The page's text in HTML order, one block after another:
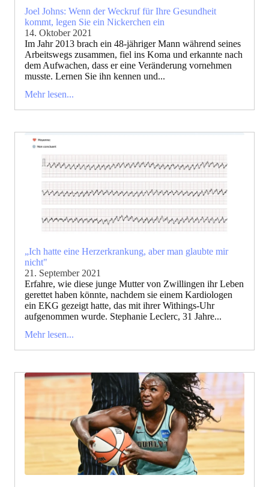
Joel Johns: Wenn der Weckruf für Ihre Gesundheit
kommt, legen Sie ein Nickerchen ein
14. Oktober 2021
Im Jahr 2013 brach ein 48-jähriger Mann während seines
Arbeitswegs zusammen, fiel ins Koma und erkannte nach
dem Aufwachen, dass er eine Veränderung vornehmen
musste. Lernen Sie ihn kennen und...
Mehr lesen...
„Ich hatte eine Herzerkrankung, aber man glaubte mir
nicht"
21. September 2021
Erfahre, wie diese junge Mutter von Zwillingen ihr Leben
gerettet haben könnte, nachdem sie einem Kardiologen
ein EKG gezeigt hatte, das mit ihrer Withings-Uhr
aufgenommen wurde. Stephanie Leclerc, 31 Jahre...
Mehr lesen...